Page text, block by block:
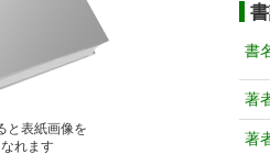
と表紙画像を
れます
書
著
著